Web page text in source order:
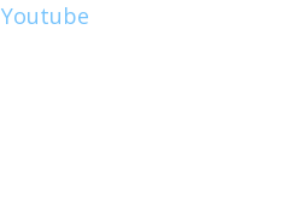
Youtube